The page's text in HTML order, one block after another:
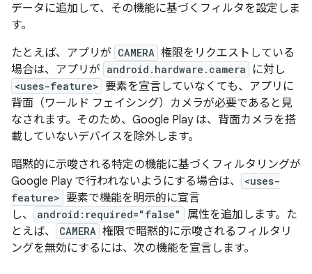
データに追加して、その機能に基づくフィルタを設定しま
す。
たとえば、アプリが CAMERA 権限をリクエストしている
場合は、アプリが android.hardware.camera に対し
<uses-feature> 要素を宣言していなくても、アプリに
背面（ワールド フェイシング）カメラが必要であると見
なされます。そのため、Google Play は、背面カメラを搭
載していないデバイスを除外します。
暗黙的に示唆される特定の機能に基づくフィルタリングが
Google Play で行われないようにする場合は、
<uses-
feature> 要素で機能を明示的に宣言
し、
android:required="false"
属性を追加します。た
とえば、
CAMERA 権限で暗黙的に示唆されるフィルタリ
ングを無効にするには、次の機能を宣言します。